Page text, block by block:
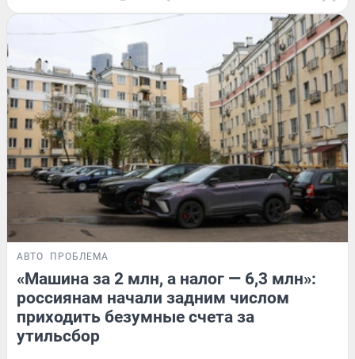
АВТО ПРОБЛЕМА
«Машина за 2 млн, а налог — 6,3 млн»:
россиянам начали задним числом
приходить безумные счета за
утильсбор